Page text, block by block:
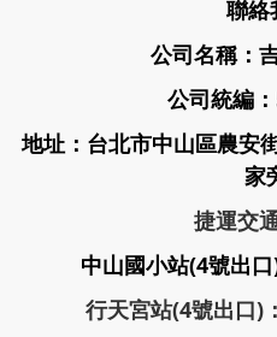
聯絡
公司名稱：
公司統編
地址：台北市中山區農安
家
捷運交
中山國小站(4號出
行天宮站(4號出口)